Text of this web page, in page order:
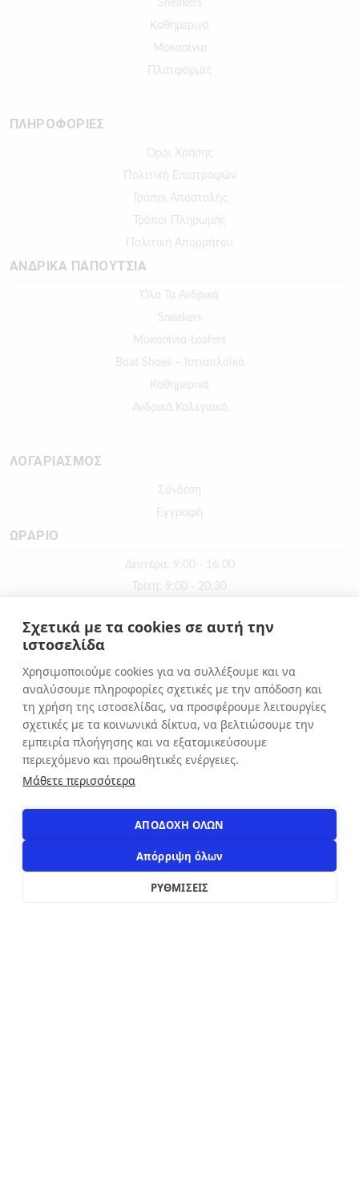
Sneakers
Καθημερινά
Μοκασίνια
Πλατφόρμες
ΠΛΗΡΟΦΟΡΙΕΣ
Όροι Χρήσης
Πολιτική Επιστροφών
Τρόποι Αποστολής
Τρόποι Πληρωμής
Πολιτική Απορρήτου
ΑΝΔΡΙΚΑ ΠΑΠΟΥΤΣΙΑ
Όλα Τα Ανδρικά
Sneakers
Μοκασίνια-Loafers
Boat Shoes – Ιστιοπλοϊκά
Καθημερινά
Ανδρικά Κολεγιακά
ΛΟΓΑΡΙΑΣΜΟΣ
Σύνδεση
Εγγραφή
ΩΡΑΡΙΟ
Δευτέρα: 9:00 - 16:00
Τρίτη: 9:00 - 20:30
Πέμπτη: 9:00 - 20:30
Σάββατο: 9:00 - 16:00
Κυριακή: ΚΛΕΙΣΤΑ
ΕΠΙΚΟΙΝΩΝΙΑ
Σχετικά με τα cookies σε αυτή την
ιστοσελίδα
Χρησιμοποιούμε cookies για να συλλέξουμε και να
αναλύσουμε πληροφορίες σχετικές με την απόδοση και
τη χρήση της ιστοσελίδας, να προσφέρουμε λειτουργίες
σχετικές με τα κοινωνικά δίκτυα, να βελτιώσουμε την
εμπειρία πλοήγησης και να εξατομικεύσουμε
περιεχόμενο και προωθητικές ενέργειες.
Μάθετε περισσότερα
ΑΠΟΔΟΧΗ ΟΛΩΝ
Απόρριψη όλων
ΡΥΘΜΙΣΕΙΣ